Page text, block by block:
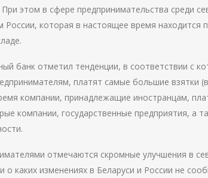
этом в сфере предпринимательства среди
России, которая в настоящее время находится
банк отметил тенденции, в соответствии с
платят самые большие взятки
компании, принадлежащие иностранцам,
компании, государственные предприятия, а
отмечаются скромные улучшения в
о каких изменениях в Беларуси и России не